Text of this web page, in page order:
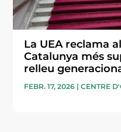
La UEA reclama
Catalunya més
relleu
FEBR. 17, 2026 |CENTRE